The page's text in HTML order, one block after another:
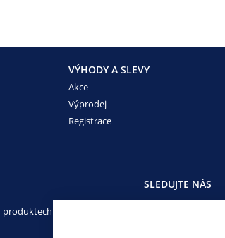
VÝHODY A SLEVY
Akce
Výprodej
Registrace
nebo e-shopu?
SLEDUJTE NÁS